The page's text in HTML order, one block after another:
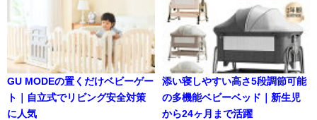
GU MODEの置くだけベビーゲー
ト｜自立式でリビング安全対策
に人気
添い寝しやすい高さ5段調節可能
の多機能ベビーベッド｜新生児
から24ヶ月まで活躍